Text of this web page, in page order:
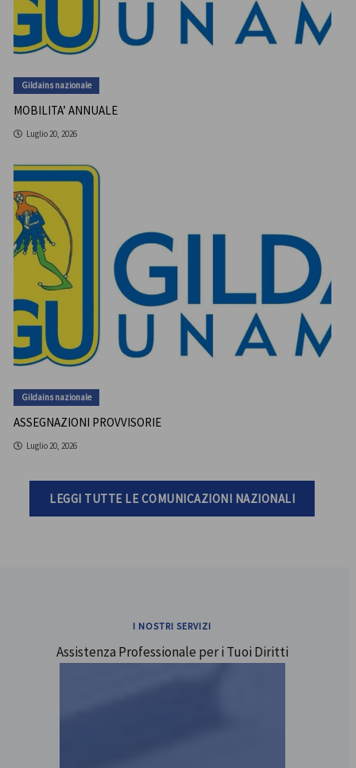
Gildains nazionale
MOBILITA’ ANNUALE
Luglio 20, 2026
Gildains nazionale
ASSEGNAZIONI PROVVISORIE
Luglio 20, 2026
LEGGI TUTTE LE COMUNICAZIONI NAZIONALI
I NOSTRI SERVIZI
Assistenza Professionale per i Tuoi Diritti